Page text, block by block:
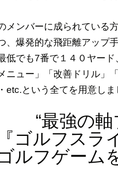
メンバーに成られている
、爆発的な飛距離アップ
低でも7番で１４０ヤー
ニュー」「改善ドリル」
etc.という全てを用意しま
“最強の
『ゴルフスラ
ルフゲーム